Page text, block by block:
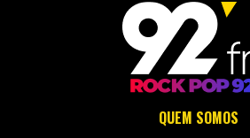
QUEM SOMOS